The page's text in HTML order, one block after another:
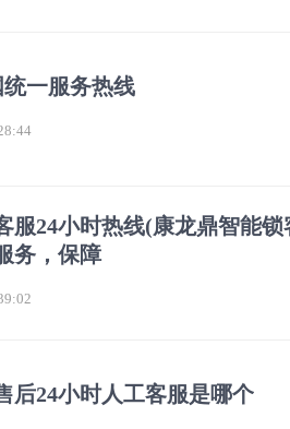
一服务热线
服24小时热线(康龙鼎智能锁
务，保障
后24小时人工客服是哪个